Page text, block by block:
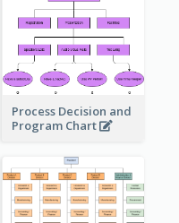
Process Decision and
Program Chart